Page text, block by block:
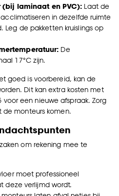
laminaat en PVC): Laat de
in dezelfde ruimte
de pakketten kruislings op
De
17°C zijn.
goed is voorbereid, kan de
Dit kan extra kosten met
een nieuwe afspraak. Zorg
de monteurs komen.
om rekening mee te
moet professioneel
deze verlijmd wordt.